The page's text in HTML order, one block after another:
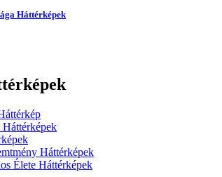
Háttérképek
Háttérképek
Háttérképek
Élete Háttérképek